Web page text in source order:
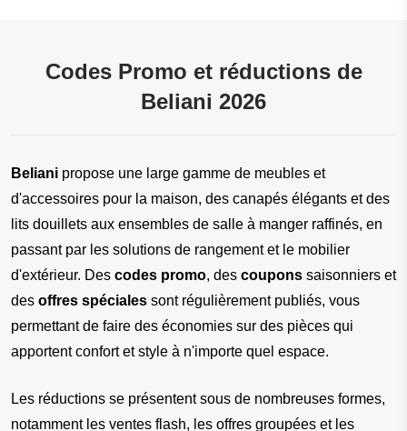
Codes Promo et réductions de
Beliani 2026
Beliani propose une large gamme de meubles et
d'accessoires pour la maison, des canapés élégants et des
lits douillets aux ensembles de salle à manger raffinés, en
passant par les solutions de rangement et le mobilier
d'extérieur. Des codes promo, des coupons saisonniers et
des offres spéciales sont régulièrement publiés, vous
permettant de faire des économies sur des pièces qui
apportent confort et style à n'importe quel espace.
Les réductions se présentent sous de nombreuses formes,